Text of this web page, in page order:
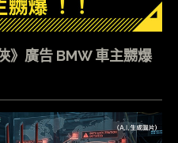
》廣告 BMW 車主嬲爆